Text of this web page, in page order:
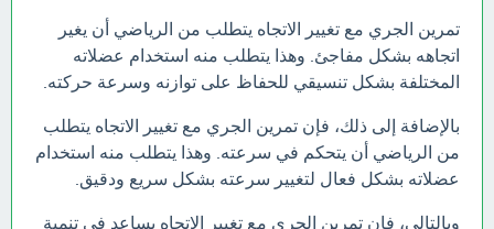
تمرين الجري مع تغيير الاتجاه يتطلب من الرياضي أن يغير
اتجاهه بشكل مفاجئ. وهذا يتطلب منه استخدام عضلاته
المختلفة بشكل تنسيقي للحفاظ على توازنه وسرعة حركته.
بالإضافة إلى ذلك، فإن تمرين الجري مع تغيير الاتجاه يتطلب
من الرياضي أن يتحكم في سرعته. وهذا يتطلب منه استخدام
عضلاته بشكل فعال لتغيير سرعته بشكل سريع ودقيق.
وبالتالي، فإن تمرين الجري مع تغيير الاتجاه يساعد في تنمية